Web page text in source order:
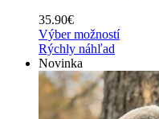
35.90€
Výber možností
Rýchly náhľad
Novinka